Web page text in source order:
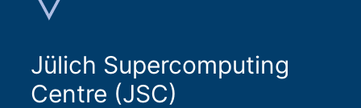
Jülich Supercomputing
Centre (JSC)